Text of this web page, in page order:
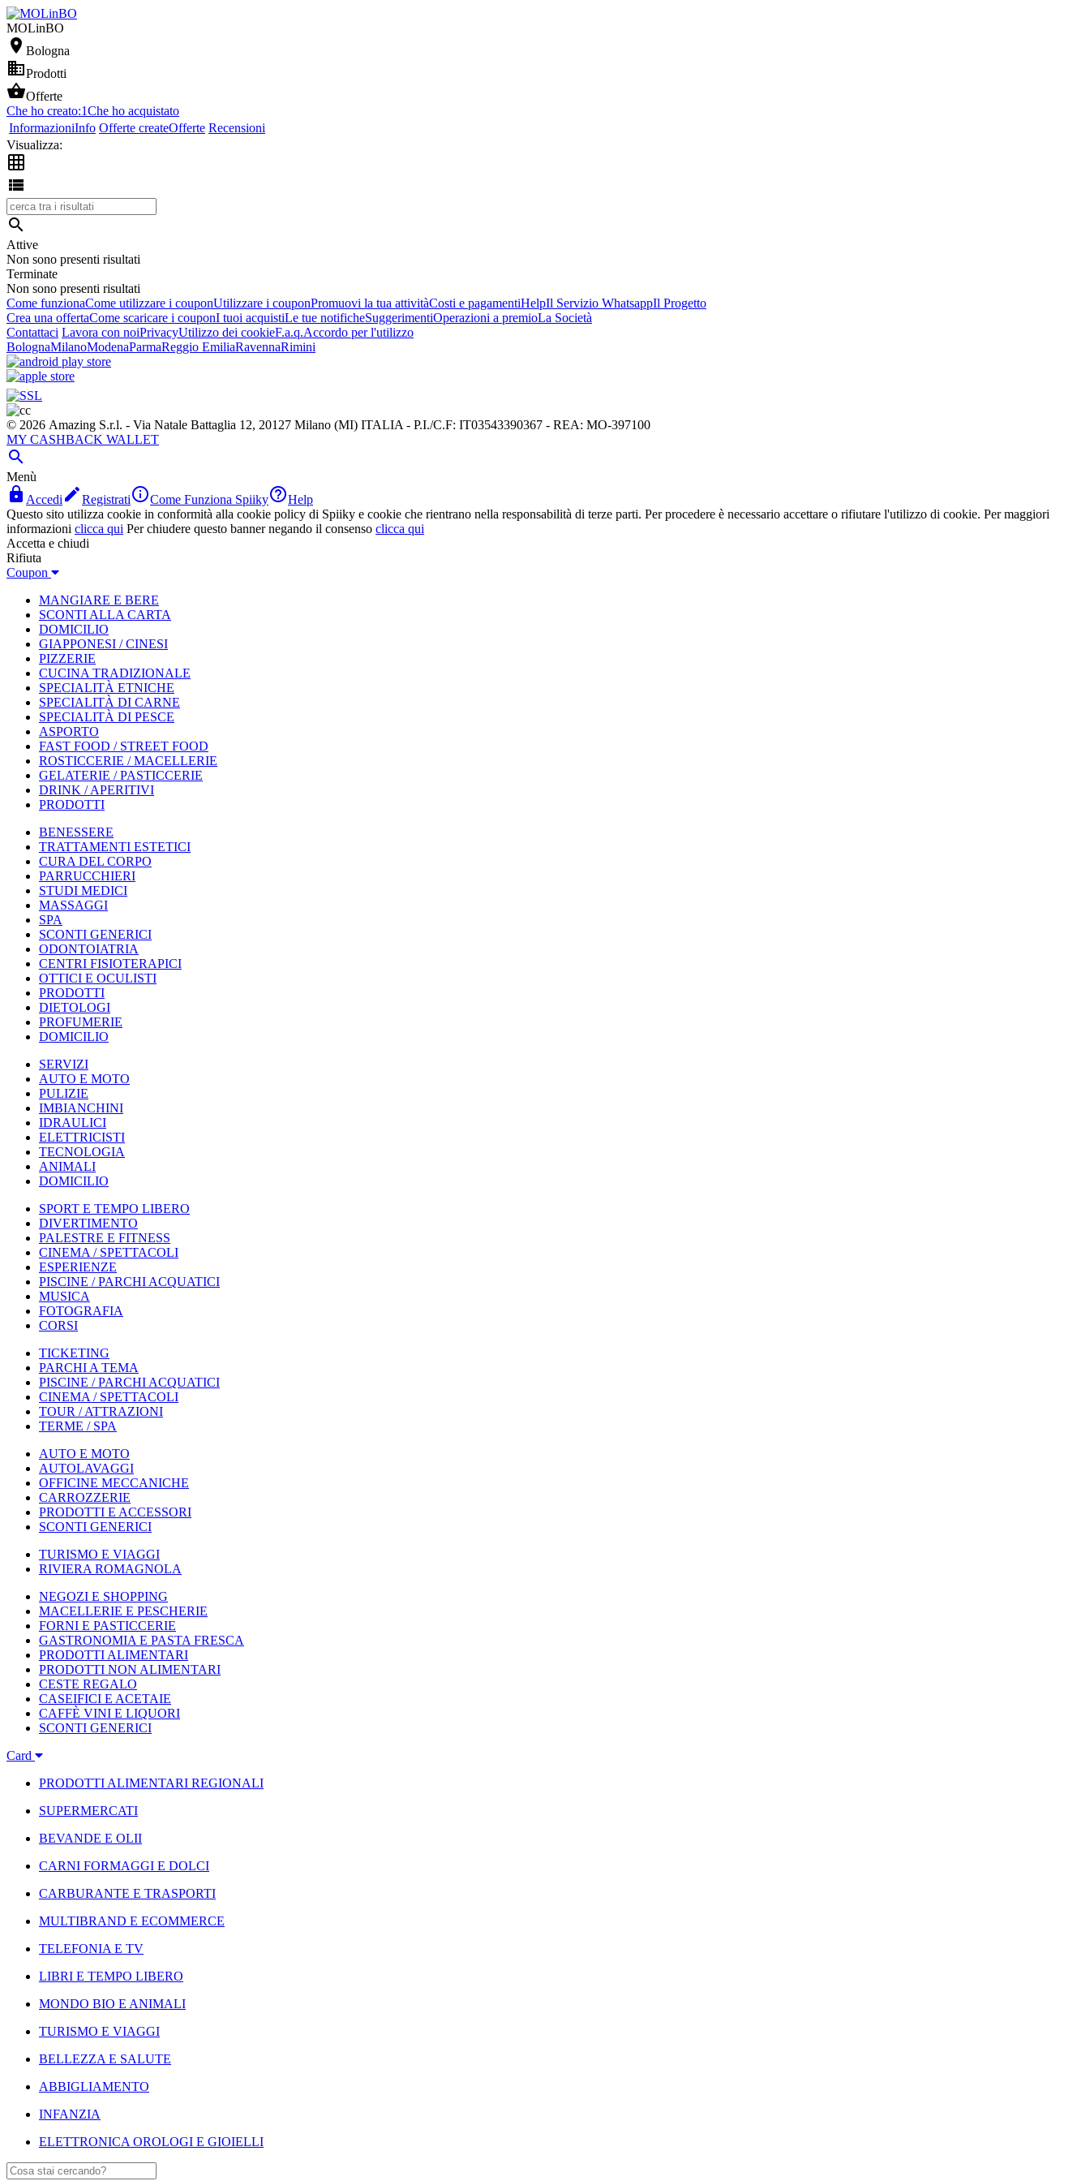
MOLinBO
 Bologna
Prodotti
Offerte
Che ho creato:1Che ho acquistato
InformazioniInfo Offerte createOfferte Recensioni
Visualizza:



Attive
Non sono presenti risultati
Terminate
Non sono presenti risultati
Come funzionaCome utilizzare i couponUtilizzare i couponPromuovi la tua attivitàCosti e pagamentiHelpIl Servizio WhatsappIl Progetto
Crea una offertaCome scaricare i couponI tuoi acquistiLe tue notificheSuggerimentiOperazioni a premioLa Società
Contattaci Lavora con noiPrivacyUtilizzo dei cookieF.a.q.Accordo per l'utilizzo
BolognaMilanoModenaParmaReggio EmiliaRavennaRimini
© 2026 Amazing S.r.l. - Via Natale Battaglia 12, 20127 Milano (MI) ITALIA - P.I./C.F: IT03543390367 - REA: MO-397100
MY CASHBACK WALLET

Menù
 Accedi RegistratiCome Funziona SpiikyHelp
Questo sito utilizza cookie in conformità alla cookie policy di Spiiky e cookie che rientrano nella responsabilità di terze parti. Per procedere è necessario accettare o rifiutare l'utilizzo di cookie. Per maggiori
informazioni clicca qui Per chiudere questo banner negando il consenso clicca qui
Accetta e chiudi
Rifiuta
Coupon
MANGIARE E BERE
SCONTI ALLA CARTA
DOMICILIO
GIAPPONESI / CINESI
PIZZERIE
CUCINA TRADIZIONALE
SPECIALITÀ ETNICHE
SPECIALITÀ DI CARNE
SPECIALITÀ DI PESCE
ASPORTO
FAST FOOD / STREET FOOD
ROSTICCERIE / MACELLERIE
GELATERIE / PASTICCERIE
DRINK / APERITIVI
PRODOTTI
BENESSERE
TRATTAMENTI ESTETICI
CURA DEL CORPO
PARRUCCHIERI
STUDI MEDICI
MASSAGGI
SPA
SCONTI GENERICI
ODONTOIATRIA
CENTRI FISIOTERAPICI
OTTICI E OCULISTI
PRODOTTI
DIETOLOGI
PROFUMERIE
DOMICILIO
SERVIZI
AUTO E MOTO
PULIZIE
IMBIANCHINI
IDRAULICI
ELETTRICISTI
TECNOLOGIA
ANIMALI
DOMICILIO
SPORT E TEMPO LIBERO
DIVERTIMENTO
PALESTRE E FITNESS
CINEMA / SPETTACOLI
ESPERIENZE
PISCINE / PARCHI ACQUATICI
MUSICA
FOTOGRAFIA
CORSI
TICKETING
PARCHI A TEMA
PISCINE / PARCHI ACQUATICI
CINEMA / SPETTACOLI
TOUR / ATTRAZIONI
TERME / SPA
AUTO E MOTO
AUTOLAVAGGI
OFFICINE MECCANICHE
CARROZZERIE
PRODOTTI E ACCESSORI
SCONTI GENERICI
TURISMO E VIAGGI
RIVIERA ROMAGNOLA
NEGOZI E SHOPPING
MACELLERIE E PESCHERIE
FORNI E PASTICCERIE
GASTRONOMIA E PASTA FRESCA
PRODOTTI ALIMENTARI
PRODOTTI NON ALIMENTARI
CESTE REGALO
CASEIFICI E ACETAIE
CAFFÈ VINI E LIQUORI
SCONTI GENERICI
Card
PRODOTTI ALIMENTARI REGIONALI
SUPERMERCATI
BEVANDE E OLII
CARNI FORMAGGI E DOLCI
CARBURANTE E TRASPORTI
MULTIBRAND E ECOMMERCE
TELEFONIA E TV
LIBRI E TEMPO LIBERO
MONDO BIO E ANIMALI
TURISMO E VIAGGI
BELLEZZA E SALUTE
ABBIGLIAMENTO
INFANZIA
ELETTRONICA OROLOGI E GIOIELLI